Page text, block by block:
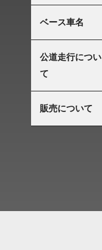
ベース車名
公道走行につい
て
販売について